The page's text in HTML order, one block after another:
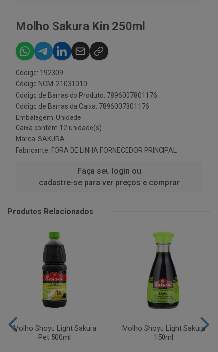
Molho Sakura Kin 250ml
Código: 192309
Código NCM: 21031010
Código de Barras do Produto: 7896007801176
Código de Barras da Caixa: 7896007801176
Embalagem: Unidade
Caixa contém 12 unidade(s)
Marca: SAKURA
Fabricante: FORA DE LINHA FORNECEDOR PRINCIPAL
Faça seu login ou
cadastre-se para ver preços e comprar
Produtos Relacionados
Molho Shoyu Light Sakura
Pet 500ml
Molho Shoyu Light Sakura
150ml